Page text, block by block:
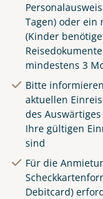
Tagen) oder ein
(Kinder
mindestens 3
Bitte
aktuellen
des Auswärtiges
Ihre gültigen
sind
Für die
Debitcard)